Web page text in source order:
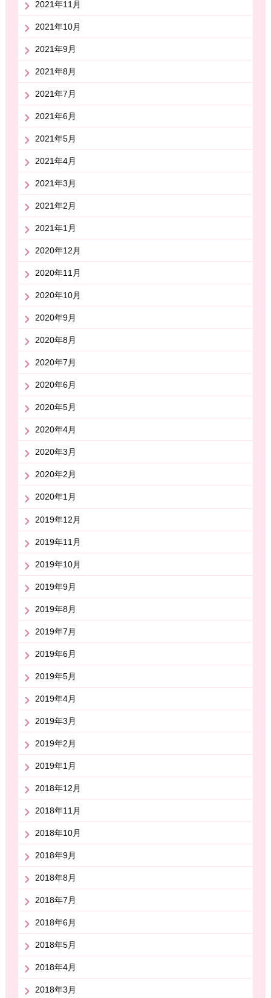
2021年11月
2021年10月
2021年9月
2021年8月
2021年7月
2021年6月
2021年5月
2021年4月
2021年3月
2021年2月
2021年1月
2020年12月
2020年11月
2020年10月
2020年9月
2020年8月
2020年7月
2020年6月
2020年5月
2020年4月
2020年3月
2020年2月
2020年1月
2019年12月
2019年11月
2019年10月
2019年9月
2019年8月
2019年7月
2019年6月
2019年5月
2019年4月
2019年3月
2019年2月
2019年1月
2018年12月
2018年11月
2018年10月
2018年9月
2018年8月
2018年7月
2018年6月
2018年5月
2018年4月
2018年3月